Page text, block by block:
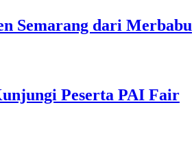
Semarang dari Merbabu
Peserta PAI Fair